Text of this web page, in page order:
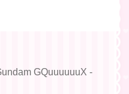
ウ ギフト セット プレゼン
GQuuuuuuX -